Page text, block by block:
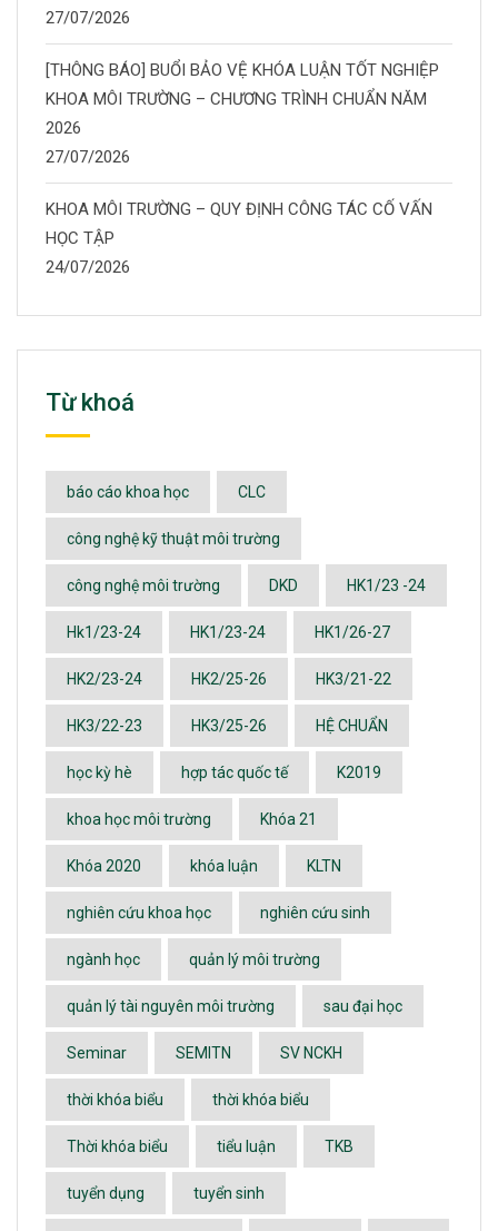
27/07/2026
[THÔNG BÁO] BUỔI BẢO VỆ KHÓA LUẬN TỐT NGHIỆP
KHOA MÔI TRƯỜNG – CHƯƠNG TRÌNH CHUẨN NĂM
2026
27/07/2026
KHOA MÔI TRƯỜNG – QUY ĐỊNH CÔNG TÁC CỐ VẤN
HỌC TẬP
24/07/2026
Từ khoá
báo cáo khoa học CLC
công nghệ kỹ thuật môi trường
công nghệ môi trường DKD HK1/23 -24
Hk1/23-24 HK1/23-24 HK1/26-27
HK2/23-24 HK2/25-26 HK3/21-22
HK3/22-23 HK3/25-26 HỆ CHUẨN
học kỳ hè hợp tác quốc tế K2019
khoa học môi trường Khóa 21
Khóa 2020 khóa luận KLTN
nghiên cứu khoa học nghiên cứu sinh
ngành học quản lý môi trường
quản lý tài nguyên môi trường sau đại học
Seminar SEMITN SV NCKH
thời khóa biểu thời khóa biểu
Thời khóa biểu tiểu luận TKB
tuyển dụng tuyển sinh